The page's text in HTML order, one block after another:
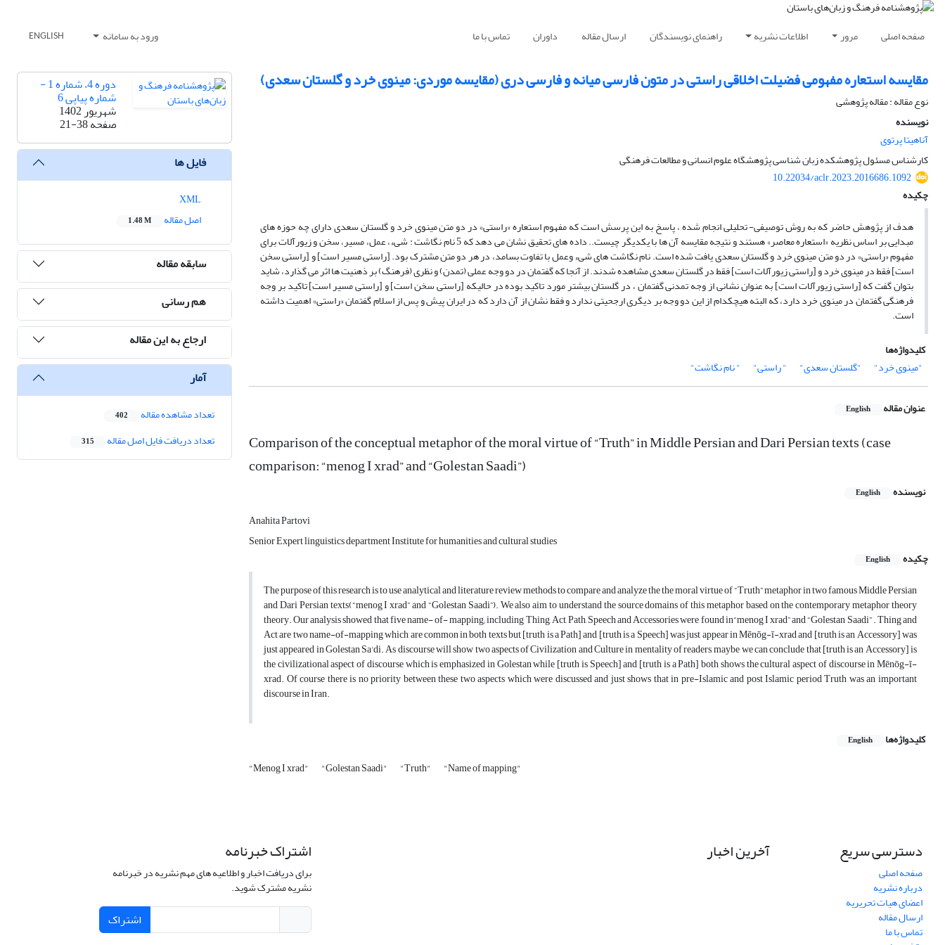
صفحه اصلی مرور اطلاعات نشریه راهنمای نویسندگان ارسال مقاله داوران تماس با ما ورود به سامانه ENGLISH
مقایسه استعاره مفهومی فضیلت اخلاقی راستی در متون فارسی میانه و فارسی دری (مقایسه موردی: مینوی خرد و گلستان سعدی)
نوع مقاله : مقاله پژوهشی
نویسنده
آناهیتا پرتوی
کارشناس مسئول پژوهشکده زبان شناسی پژوهشگاه علوم انسانی و مطالعات فرهنگی
10.22034/aclr.2023.2016686.1092
چکیده
هدف‌ از پژوهش حاضر که به روش توصیفی- تحلیلی انجام شده ، پاسخ به این پرسش است که مفهوم استعاره «راستی» در دو متن مینوی خرد و گلستان سعدی دارای چه حوزه های
مبدایی بر اساس نظریه «استعاره معاصر» هستند و نتیجه مقایسه آن ها با یکدیگر چیست.. داده های تحقیق نشان می دهد که 5 نام نگاشت‌ : شیء، عمل، مسیر، سخن و زیورآلات برای
مفهوم «راستی» در دو متن مینوی خرد و گلستان سعدی یافت شده است. نام نگاشت های شیء وعمل با تفاوت بسامد، در هر دو متن مشترک بود. [راستی مسیر است] و [راستی سخن
است] فقط در مینوی خرد و [راستی زیورآلات است] فقط در گلستان سعدی مشاهده شدند. از آنجا که گفتمان در دو وجه عملی (تمدن) و نظری (فرهنگ) بر ذهنیت ها اثر می گذارد، شاید
بتوان گفت که [راستی زیورآلات است] به عنوان نشانی از وجه تمدنی گفتمان ، در گلستان بیشتر مورد تاکید بوده در حالیکه [راستی سخن است] و [راستی مسیر است] تاکید بر وجه
فرهنگی گفتمان در مینوی خرد دارد، که البته هیچکدام از این دو وجه بر دیگری ارجحیتی ندارد و فقط نشان از آن دارد که در ایران پیش و پس از اسلام گفتمان «راستی» اهمیت داشته
است.
کلیدواژه‌ها
"مینوی خرد"
"گلستان سعدی" " راستی" " نام نگاشت"
عنوان مقاله English
Comparison of the conceptual metaphor of the moral virtue of “Truth” in Middle Persian and Dari Persian texts (case
comparison: “menog I xrad” and “Golestan Saadi”)
نویسنده English
Anahita Partovi
Senior Expert linguistics department Institute for humanities and cultural studies
چکیده
English
The purpose of this research is to use analytical and literature review methods to compare and analyze the the moral virtue of “Truth” metaphor in two famous Middle Persian
and Dari Persian texts(“menog I xrad” and “Golestan Saadi”). We also aim to understand the source domains of this metaphor based on the contemporary metaphor theory
theory. Our analysis showed that five name- of- mapping; including Thing, Act, Path, Speech and Accessories were found in“menog I xrad” and “Golestan Saadi” . Thing and
Act are two name-of-mapping which are common in both texts but [truth is a Path] and [truth is a Speech] was just appear in Mēnōg-ī-xrad and [truth is an Accessory] was
just appeared in Golestan Sa'di. As discourse will show two aspects of Civilization and Culture in mentality of readers, maybe we can conclude that [truth is an Accessory] is
the civilizational aspect of discourse which is emphasized in Golestan while [truth is Speech] and [truth is a Path] both shows the cultural aspect of discourse in Mēnōg-ī-
xrad. Of course there is no priority between these two aspects which were discussed and just shows that in pre-Islamic and post Islamic period Truth was an important
discourse in Iran.
کلیدواژه‌ها English
"Menog I xrad" "Golestan Saadi" "Truth" "Name of mapping"
دوره 4، شماره 1 -
شماره پیاپی 6
شهریور 1402
صفحه21-38
فایل ها
اصل مقاله
1.48 M
سابقه مقاله
هم رسانی
ارجاع به این مقاله
آمار
تعداد مشاهده مقاله 402
تعداد دریافت فایل اصل مقاله 315
دسترسی سریع
صفحه اصلی
درباره نشریه
اعضای هیات تحریریه
ارسال مقاله
تماس با ما
آخرین اخبار اشتراک خبرنامه
برای دریافت اخبار و اطلاعیه های مهم نشریه در خبرنامه
نشریه مشترک شوید.
اشتراک